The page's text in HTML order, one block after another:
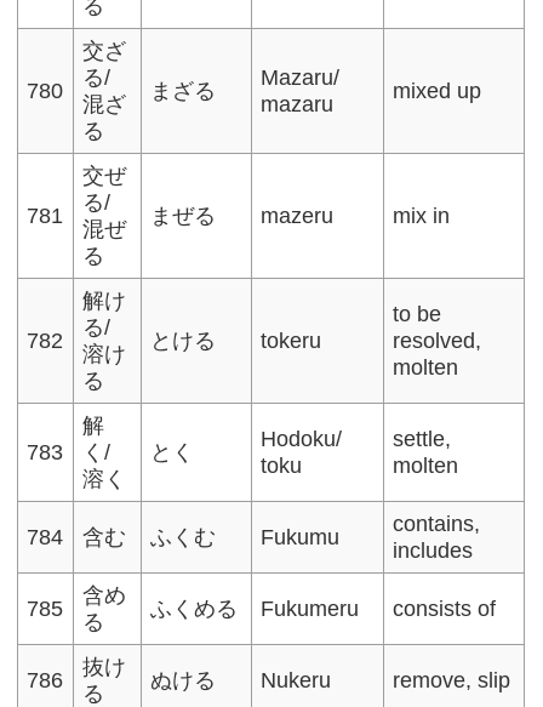
る
780
交ざ
る/
混ざ
る
まざる
Mazaru/
mazaru
mixed up
781
交ぜ
る/
混ぜ
る
まぜる mazeru mix in
782
解け
る/
溶け
る
とける tokeru
to be
resolved,
molten
783
解
く/
溶く
とく
Hodoku/
toku
settle,
molten
784 含む ふくむ Fukumu
contains,
includes
785
含め
る
ふくめる Fukumeru consists of
786
抜け
る
ぬける Nukeru remove, slip